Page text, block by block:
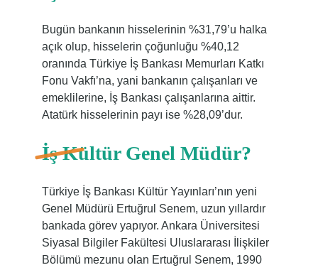
Bugün bankanın hisselerinin %31,79’u halka
açık olup, hisselerin çoğunluğu %40,12
oranında Türkiye İş Bankası Memurları Katkı
Fonu Vakfı’na, yani bankanın çalışanları ve
emeklilerine, İş Bankası çalışanlarına aittir.
Atatürk hisselerinin payı ise %28,09’dur.
İş Kültür Genel Müdür?
Türkiye İş Bankası Kültür Yayınları’nın yeni
Genel Müdürü Ertuğrul Senem, uzun yıllardır
bankada görev yapıyor. Ankara Üniversitesi
Siyasal Bilgiler Fakültesi Uluslararası İlişkiler
Bölümü mezunu olan Ertuğrul Senem, 1990